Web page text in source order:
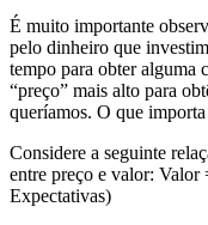
É muito importante
pelo dinheiro que
tempo para obter alguma
“preço” mais alto para
queríamos. O que
Considere a seguinte
entre preço e valor: Valor
Expectativas)